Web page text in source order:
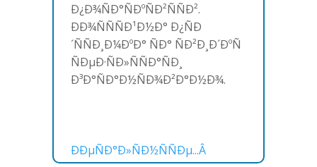
Ð¿Ð¾ÑÐ°ÑÐºÑÐ²ÑÑÐ².
ÐÐ¾ÑÑÑÐ¹Ð½Ð° Ð¿ÑÐ
´ÑÑÐ¸Ð¼ÐºÐ° ÑÐ° ÑÐ²Ð¸Ð´ÐºÑ
ÑÐµÐ·ÑÐ»ÑÑÐ°ÑÐ¸
Ð³Ð°ÑÐ°Ð½ÑÐ¾Ð²Ð°Ð½Ð¾.
ÐÐµÑÐ°Ð»ÑÐ½ÑÑÐµ...Â